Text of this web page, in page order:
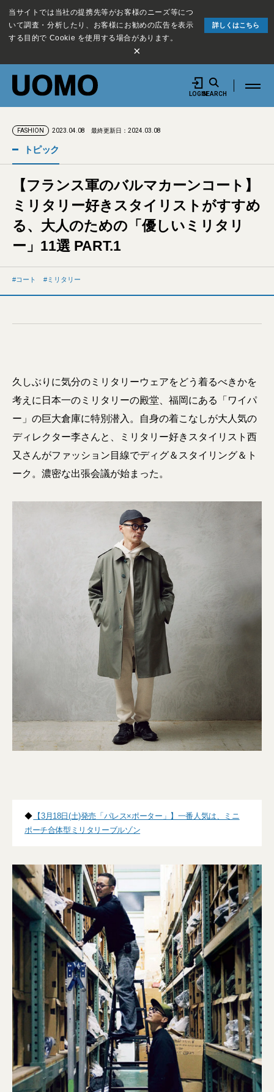
当サイトでは当社の提携先等がお客様のニーズ等につ
いて調査・分析したり、お客様にお勧めの広告を表示
する目的で Cookie を使用する場合があります。
詳しくはこちら
×
LOGINSEARCH
FASHION 2023.04.08 最終更新日：2024.03.08
トピック
【フランス軍のバルマカーンコート】
ミリタリー好きスタイリストがすすめ
る、大人のための「優しいミリタリ
ー」11選 PART.1
コート ミリタリー
久しぶりに気分のミリタリーウェアをどう着るべきかを
考えに日本一のミリタリーの殿堂、福岡にある「ワイパ
ー」の巨大倉庫に特別潜入。自身の着こなしが大人気の
ディレクター李さんと、ミリタリー好きスタイリスト西
又さんがファッション目線でディグ＆スタイリング＆ト
ーク。濃密な出張会議が始まった。
◆ 【3月18日(土)発売「パレス×ポーター」】一番人気は、ミニ
ポーチ合体型ミリタリーブルゾン